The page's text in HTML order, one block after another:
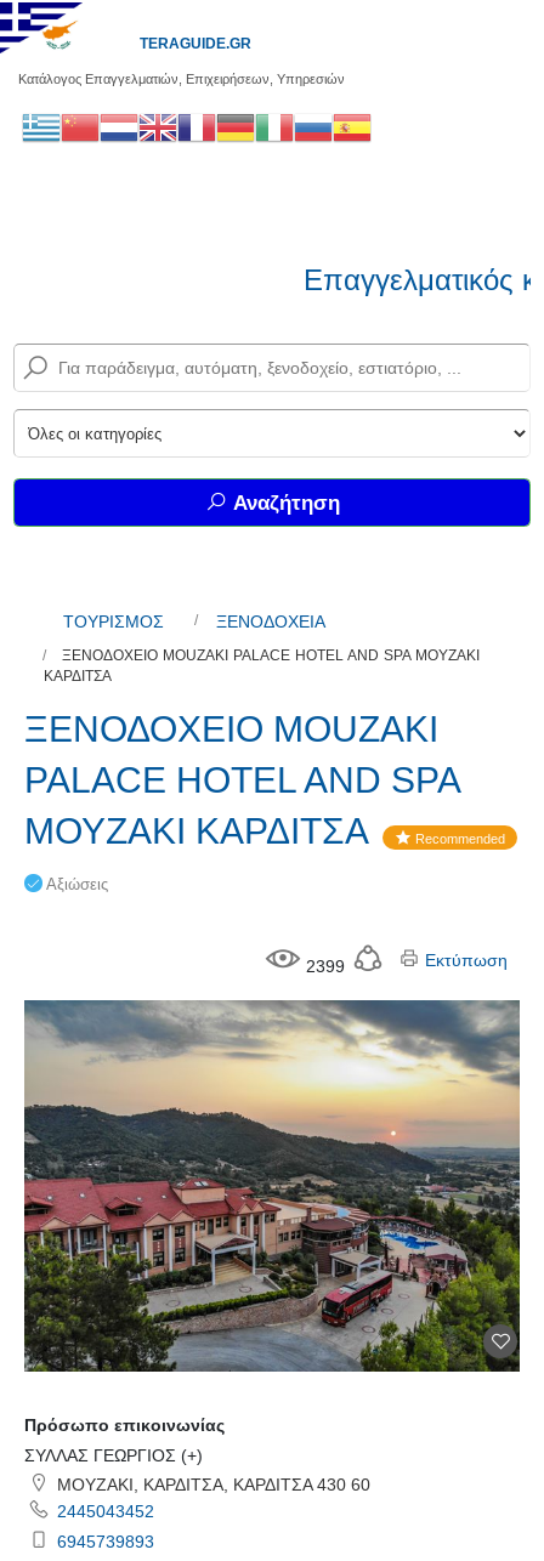
Κατάλογος Επαγγελματιών, Επιχειρήσεων, Υπηρεσιών
TERAGUIDE.GR
Επαγγελματικός
Αναζήτηση
ΤΟΥΡΙΣΜΟΣ ΞΕΝΟΔΟΧΕΙΑ
ΞΕΝΟΔΟΧΕΙΟ MOUZAKI PALACE HOTEL AND SPA ΜΟΥΖΑΚΙ
ΚΑΡΔΙΤΣΑ
ΞΕΝΟΔΟΧΕΙΟ MOUZAKI
PALACE HOTEL AND SPA
ΜΟΥΖΑΚΙ ΚΑΡΔΙΤΣΑ
Recommended
Αξιώσεις
2399 Εκτύπωση
Πρόσωπο επικοινωνίας
ΣΥΛΛΑΣ ΓΕΩΡΓΙΟΣ (+)
ΜΟΥΖΑΚΙ, ΚΑΡΔΙΤΣΑ, ΚΑΡΔΙΤΣΑ 430 60
2445043452
6945739893